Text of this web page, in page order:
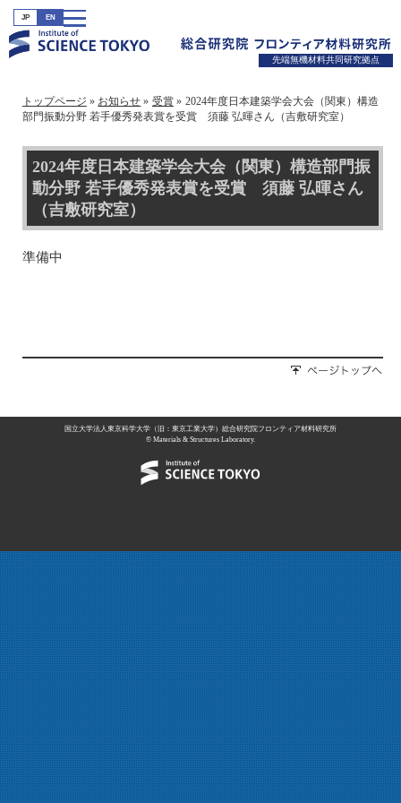
JP EN
先端無機材料共同研究拠点
トップページ お知らせ 受賞
2024年度日本建築学会大会（関東）構造
部門振動分野 若手優秀発表賞を受賞 須藤 弘暉さん（吉敷研究室）
2024年度日本建築学会大会（関東）構造部門振
動分野 若手優秀発表賞を受賞 須藤 弘暉さん
（吉敷研究室）
準備中
国立大学法人東京科学大学（旧：東京工業大学）総合研究院フロンティア材料研究所
© Materials & Structures Laboratory.